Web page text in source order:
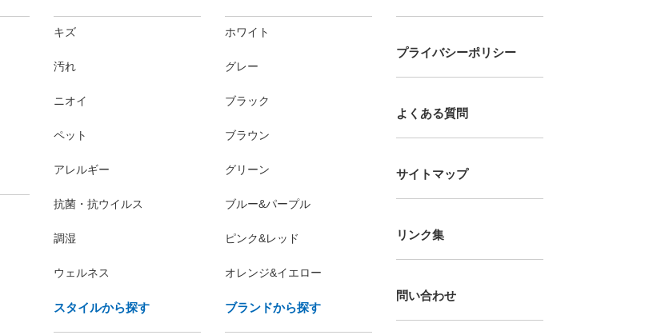
キズ
汚れ
ニオイ
ペット
アレルギー
抗菌・抗ウイルス
調湿
ウェルネス
スタイルから探す
ホワイト
グレー
ブラック
ブラウン
グリーン
ブルー&パープル
ピンク&レッド
オレンジ&イエロー
ブランドから探す
プライバシーポリシー
よくある質問
サイトマップ
リンク集
問い合わせ